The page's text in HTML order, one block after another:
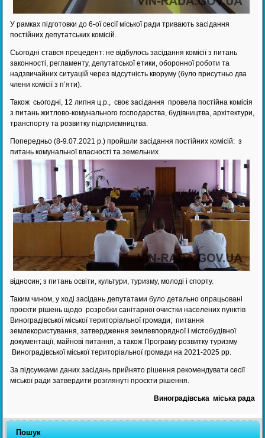
У рамках підготовки до 6-ої сесії міської ради тривають засідання
постійних депутатських комісій.
Сьогодні стався прецедент: не відбулось засідання комісії з питань
законності, регламенту, депутатської етики, оборонної роботи та
надзвичайних ситуацій через відсутність кворуму (було присутньо два
члени комісії з п’яти).
Також сьогодні, 12 липня ц.р., своє засідання провела постійна комісія
з питань житлово-комунального господарства, будівництва, архітектури,
транспорту та розвитку підприємництва.
Попередньо (8-9.07.2021 р.) пройшли засідання постійних комісій: з
питань комунальної власності та земельних
відносин; з питань освіти, культури, туризму, молоді і спорту.
Таким чином, у ході засідань депутатами було детально опрацьовані
проєкти рішень щодо розробки санітарної очистки населених пунктів
Виноградівської міської територіальної громади; питання
землекористування, затвердження землевпорядної і містобудівної
документації, майнові питання, а також Програму розвитку туризму
Виноградівської міської територіальної громади на 2021-2025 рр.
За підсумками даних засідань прийнято рішення рекомендувати сесії
міської ради затвердити розглянуті проєкти рішення.
Виноградівська міська рада
Пошук